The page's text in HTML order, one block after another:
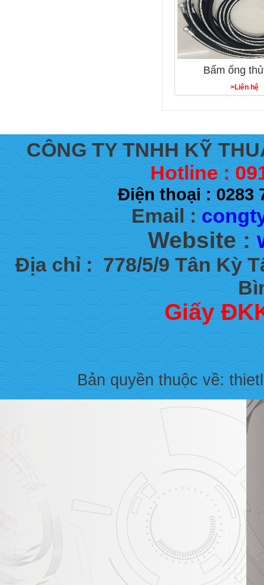
Bấm ống
>Liên hệ
CÔNG TY TNHH KỸ
Hotline :
Điện thoại :
Email :
Website :
Địa chỉ : 778/5/9 Tân Kỳ
Giấy
Bản quyền thuộc về: